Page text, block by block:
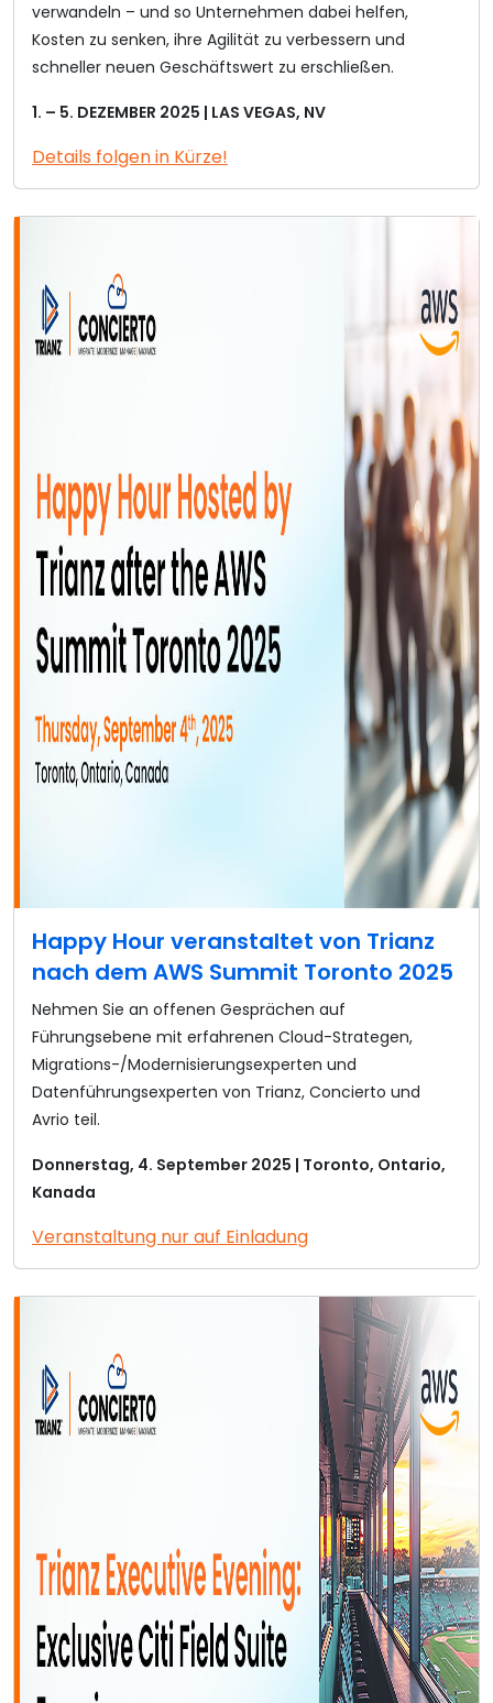
verwandeln – und so Unternehmen dabei helfen,
Kosten zu senken, ihre Agilität zu verbessern und
schneller neuen Geschäftswert zu erschließen.
1. – 5. DEZEMBER 2025 | LAS VEGAS, NV
Details folgen in Kürze!
Happy Hour veranstaltet von Trianz
nach dem AWS Summit Toronto 2025
Nehmen Sie an offenen Gesprächen auf
Führungsebene mit erfahrenen Cloud-Strategen,
Migrations-/Modernisierungsexperten und
Datenführungsexperten von Trianz, Concierto und
Avrio teil.
Donnerstag, 4. September 2025 | Toronto, Ontario,
Kanada
Veranstaltung nur auf Einladung